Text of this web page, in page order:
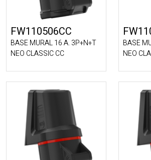
FW110506CC
BASE MURAL 16 A. 3P+N+T
NEO CLASSIC CC
BASE
NEO